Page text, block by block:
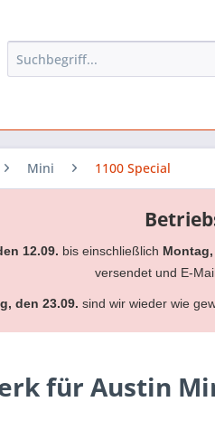
Mini 1100 Special
12.09. bis einschließlich
versendet und E-
den 23.09. sind wir wieder wie
für Austin